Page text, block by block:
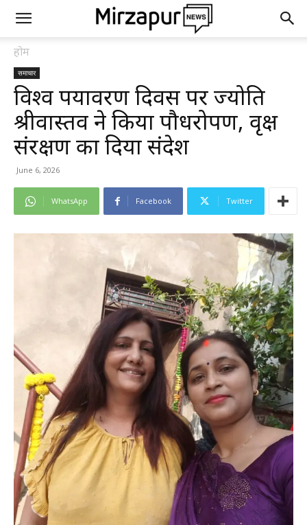
होम
समाचार
विश्व पर्यावरण दिवस पर ज्योति
श्रीवास्तव ने किया पौधरोपण, वृक्ष
संरक्षण का दिया संदेश
June 6, 2026
WhatsApp Facebook Twitter